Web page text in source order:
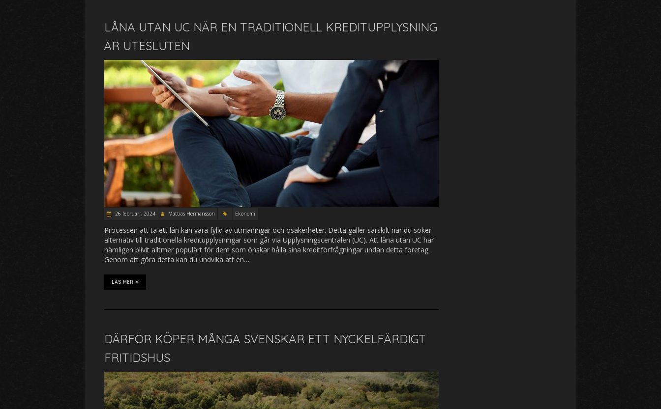
LÅNA UTAN UC NÄR EN TRADITIONELL KREDITUPPLYSNING
ÄR UTESLUTEN
26 februari, 2024 Mattias Hermansson Ekonomi
Processen att ta ett lån kan vara fylld av utmaningar och osäkerheter. Detta gäller särskilt när du söker
alternativ till traditionella kreditupplysningar som går via Upplysningscentralen (UC). Att låna utan UC har
nämligen blivit alltmer populärt för dem som önskar hålla sina kreditförfrågningar undan detta företag.
Genom att göra detta kan du undvika att en…
LÄS MER
DÄRFÖR KÖPER MÅNGA SVENSKAR ETT NYCKELFÄRDIGT
FRITIDSHUS